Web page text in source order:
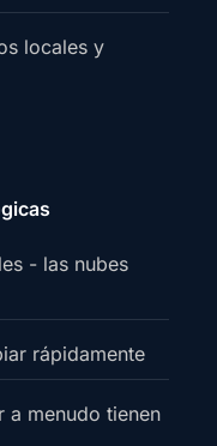
locales y
- las nubes
rápidamente
a menudo tienen